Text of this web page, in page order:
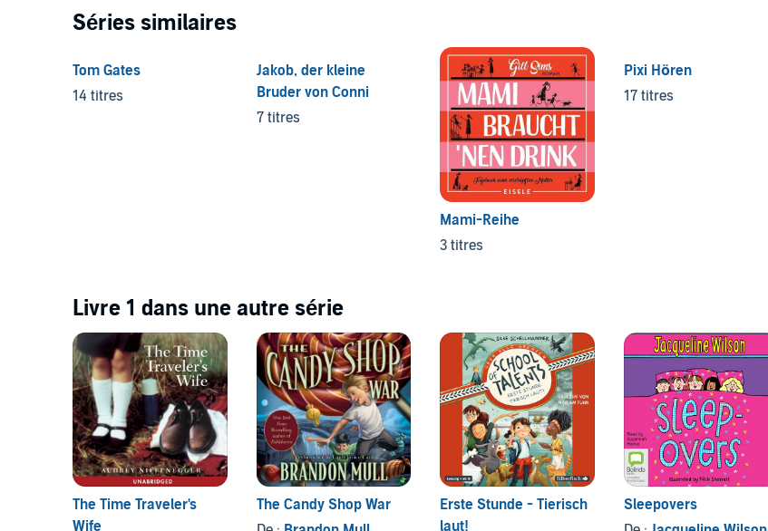
Séries similaires
Tom Gates
14 titres
Jakob, der kleine
Bruder von Conni
7 titres
Mami-Reihe
3 titres
Pixi Hören
17 titres
Livre 1 dans une autre série
The Time Traveler's
Wife
The Candy Shop War
Erste Stunde - Tierisch
laut!
Sleepovers